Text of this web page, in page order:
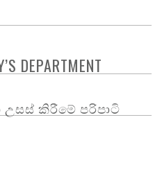
DEPARTMENT
උසස් කිරීමේ පරිපාටි